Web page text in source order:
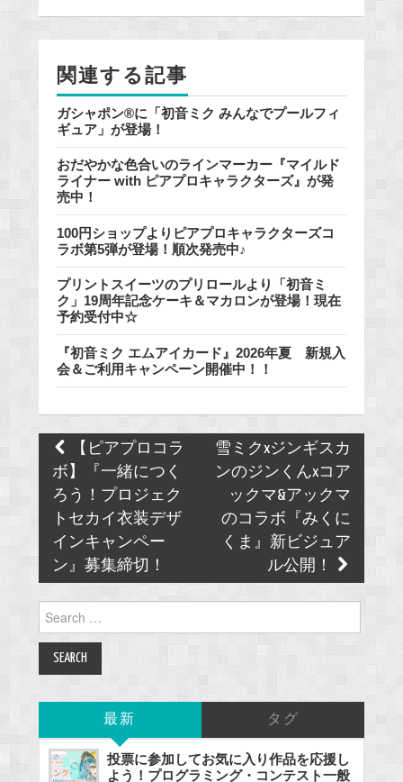
o
k
関連する記事
ガシャポン®に「初音ミク みんなでプールフィ
ギュア」が登場！
おだやかな色合いのラインマーカー『マイルド
ライナー with ピアプロキャラクターズ』が発
売中！
100円ショップよりピアプロキャラクターズコ
ラボ第5弾が登場！順次発売中♪
プリントスイーツのプリロールより「初音ミ
ク」19周年記念ケーキ＆マカロンが登場！現在
予約受付中☆
『初音ミク エムアイカード』2026年夏 新規入
会＆ご利用キャンペーン開催中！！
Post
navigation
【ピアプロコラ
ボ】『一緒につく
ろう！プロジェク
トセカイ衣装デザ
インキャンペー
ン』募集締切！
雪ミクxジンギスカ
ンのジンくんxコア
ックマ&アックマ
のコラボ『みくに
くま』新ビジュア
ル公開！
for:
最新 タグ
投票に参加してお気に入り作品を応援し
よう！プログラミング・コンテスト一般